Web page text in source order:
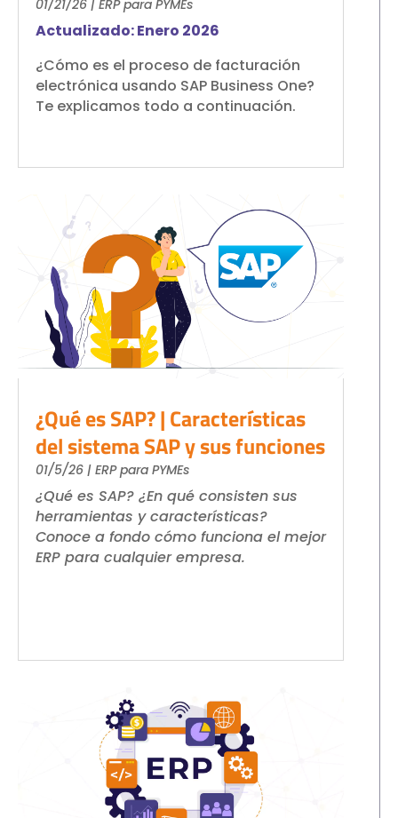
01/21/26 | ERP para PYMEs
Actualizado: Enero 2026
¿Cómo es el proceso de facturación
electrónica usando SAP Business One?
Te explicamos todo a continuación.
¿Qué es SAP? | Características
del sistema SAP y sus funciones
01/5/26 | ERP para PYMEs
¿Qué es SAP? ¿En qué consisten sus
herramientas y características?
Conoce a fondo cómo funciona el mejor
ERP para cualquier empresa.